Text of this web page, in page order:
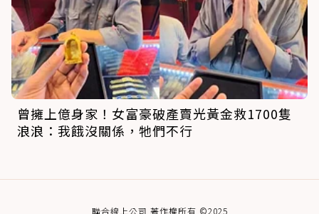
曾擁上億身家！女富豪破產賣光黃金救1700隻
浪浪：我餓沒關係，牠們不行
聯合線上公司 著作權所有 ©2025